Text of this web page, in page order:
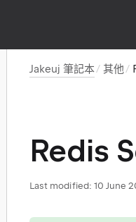
Jakeuj 筆記本 其他
Redis
Last modified: 10 June